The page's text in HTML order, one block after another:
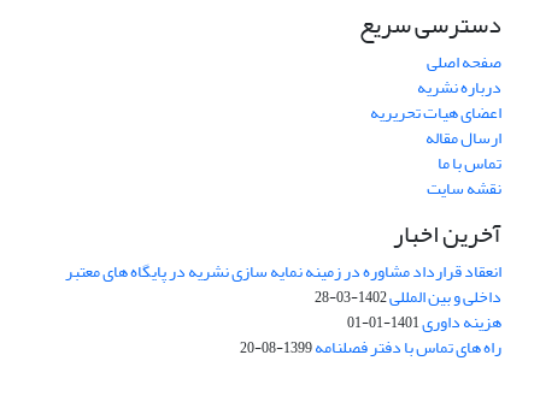
دسترسی سریع
صفحه اصلی
درباره نشریه
اعضای هیات تحریریه
ارسال مقاله
تماس با ما
نقشه سایت
آخرین اخبار
انعقاد قرارداد مشاوره در زمینه نمایه سازی نشریه در پایگاه های معتبر
داخلی و بین المللی1402-03-28
هزینه داوری1401-01-01
راه های تماس با دفتر فصلنامه1399-08-20